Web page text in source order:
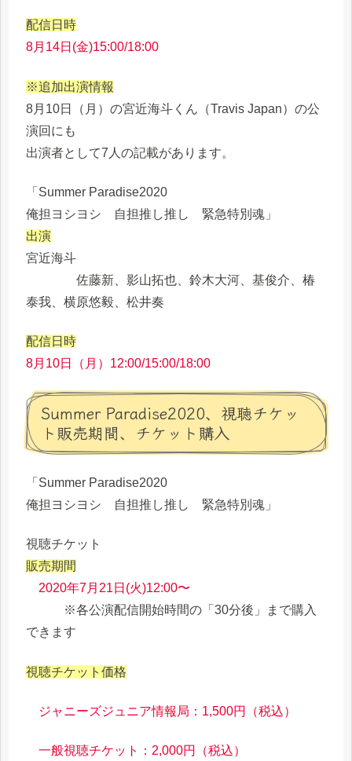
配信日時
8月14日(金)15:00/18:00
※追加出演情報
8月10日（月）の宮近海斗くん（Travis Japan）の公
演回にも
出演者として7人の記載があります。
「Summer Paradise2020
俺担ヨシヨシ 自担推し推し 緊急特別魂」
出演
宮近海斗
佐藤新、影山拓也、鈴木大河、基俊介、椿
泰我、横原悠毅、松井奏
配信日時
8月10日（月）12:00/15:00/18:00
Summer Paradise2020、視聴チケッ
ト販売期間、チケット購入
「Summer Paradise2020
俺担ヨシヨシ 自担推し推し 緊急特別魂」
視聴チケット
販売期間
2020年7月21日(火)12:00〜
※各公演配信開始時間の「30分後」まで購入
できます
視聴チケット価格
ジャニーズジュニア情報局：1,500円（税込）
一般視聴チケット：2,000円（税込）